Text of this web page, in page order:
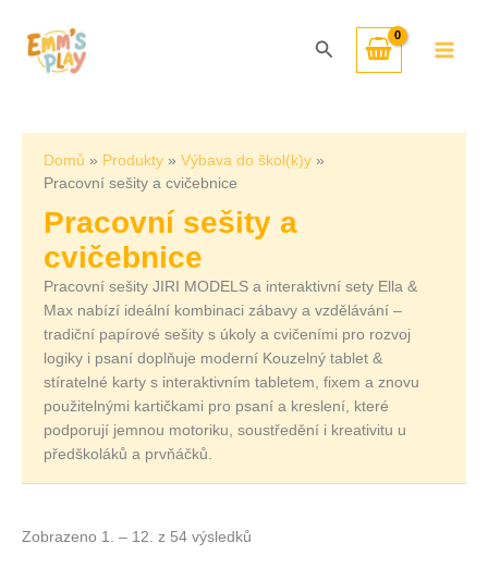
obsah
Hledat
Domů Produkty
Výbava do škol(k)y
Pracovní sešity a cvičebnice
Pracovní sešity a
cvičebnice
Pracovní sešity JIRI MODELS a interaktivní sety Ella &
Max nabízí ideální kombinaci zábavy a vzdělávání –
tradiční papírové sešity s úkoly a cvičeními pro rozvoj
logiky i psaní doplňuje moderní Kouzelný tablet &
stíratelné karty s interaktivním tabletem, fixem a znovu
použitelnými kartičkami pro psaní a kreslení, které
podporují jemnou motoriku, soustředění i kreativitu u
předškoláků a prvňáčků.
Zobrazeno 1. – 12. z 54 výsledků
nejnovějších